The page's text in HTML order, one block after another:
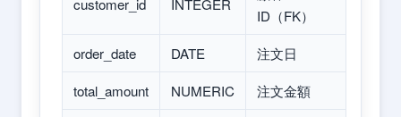
ID（FK）
order_date
DATE
注文日
total_amount
NUMERIC 注文金額